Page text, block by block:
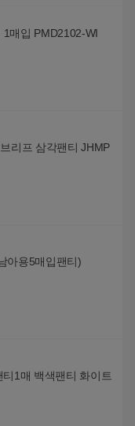
매입 PMD2102-WI
리프 삼각팬티 JHMP
아용5매입팬티)
1매 백색팬티 화이트